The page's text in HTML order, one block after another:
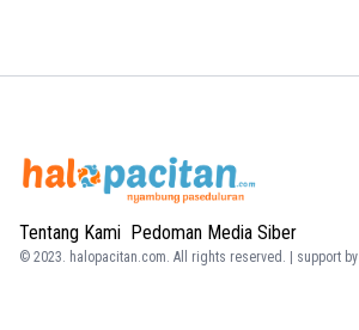
Tentang Kami Pedoman Media Siber
© 2023. halopacitan.com. All rights reserved. | support by